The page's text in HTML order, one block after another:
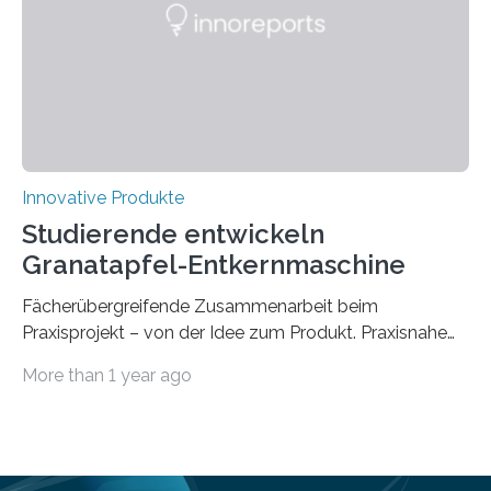
Lösung, die Millionen Menschen, die auf Gehhilfen
Innovative Produkte
Studierende entwickeln
Granatapfel-Entkernmaschine
Fächerübergreifende Zusammenarbeit beim
Praxisprojekt – von der Idee zum Produkt. Praxisnahe
zwischen Idee und fertigem Produkt liegen, haben
More than 1 year ago